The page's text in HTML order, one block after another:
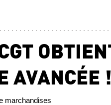
AVANCÉE !
marchandises